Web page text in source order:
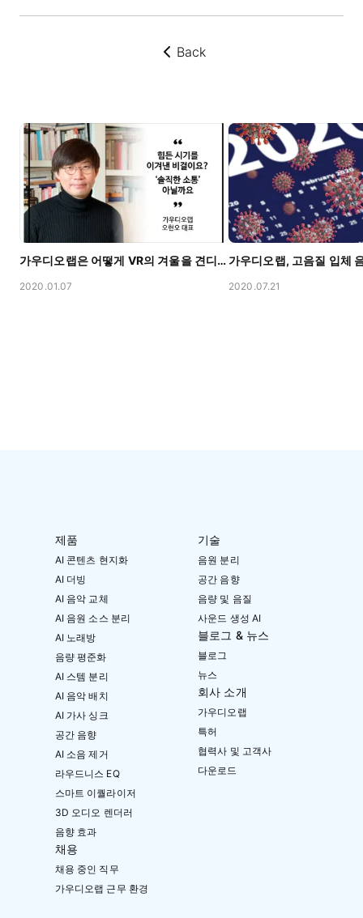
뒤로가기
Back
가우디오랩은 어떻게 VR의 겨울을 견디고 재기했을까? with 아웃스탠딩
2020.01.07 2020.07.21
제품
AI 콘텐츠 현지화
AI 더빙
AI 음악 교체
AI 음원 소스 분리
AI 노래방
음량 평준화
AI 스템 분리
AI 음악 배치
AI 가사 싱크
공간 음향
AI 소음 제거
라우드니스 EQ
스마트 이퀄라이저
3D 오디오 렌더러
음향 효과
채용
채용 중인 직무
가우디오랩 근무 환경
기술
음원 분리
공간 음향
음량 및 음질
사운드 생성 AI
블로그 & 뉴스
블로그
뉴스
회사 소개
가우디오랩
특허
협력사 및 고객사
다운로드